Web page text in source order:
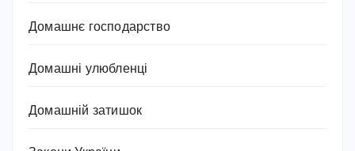
Домашнє господарство
Домашні улюбленці
Домашній затишок